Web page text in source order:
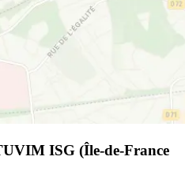
ISG (Île-de-France